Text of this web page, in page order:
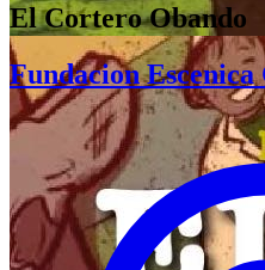
El Cortero Obando
Fundacion